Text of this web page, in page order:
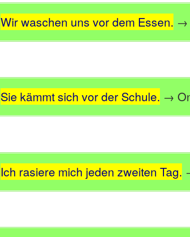
Wir waschen uns vor dem Essen. →
Sie kämmt sich vor der Schule. →
Ich rasiere mich jeden zweiten Tag.